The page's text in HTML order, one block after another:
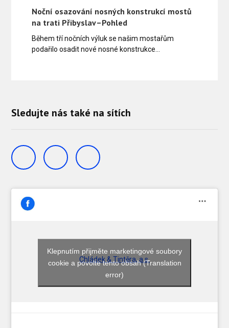
Noční osazování nosných konstrukcí mostů
na trati Přibyslav–Pohled
Během tří nočních výluk se našim mostařům
podařilo osadit nové nosné konstrukce…
Sledujte nás také na sítích
Chládek & Tintěra, a.s.
Klepnutím přijměte marketingové soubory
cookie a povolte tento obsah (Translation
error)